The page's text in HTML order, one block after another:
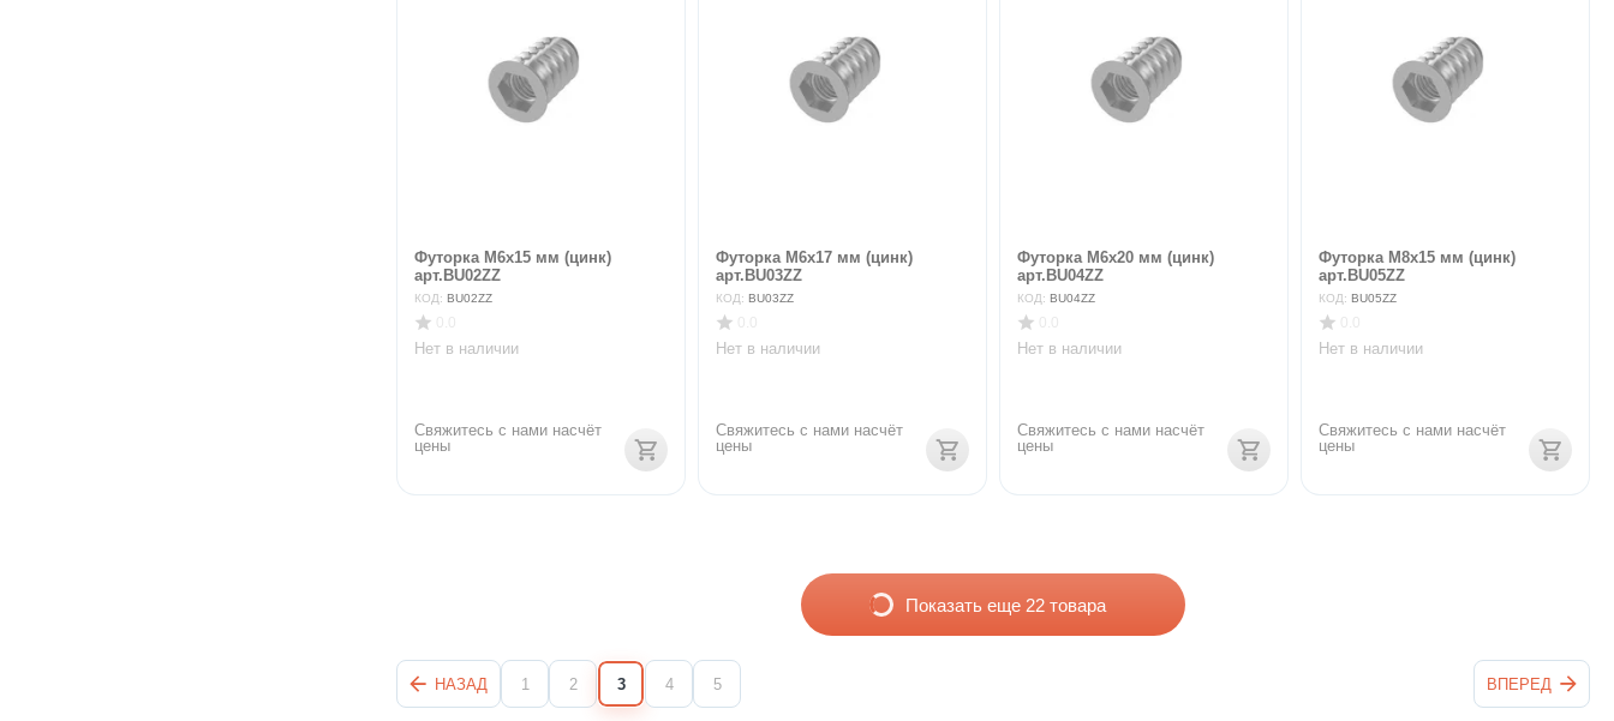
Футорка М6х15 мм (цинк)
арт.BU02ZZ
КОД: BU02ZZ
Нет в наличии
Свяжитесь с нами насчёт
цены
Футорка М6х17 мм (цинк)
арт.BU03ZZ
КОД: BU03ZZ
Нет в наличии
Свяжитесь с нами насчёт
цены
Футорка М6х20 мм (цинк)
арт.BU04ZZ
КОД: BU04ZZ
Нет в наличии
Свяжитесь с нами насчёт
цены
Футорка М8х15 мм (цинк)
арт.BU05ZZ
КОД: BU05ZZ
Нет в наличии
Свяжитесь с нами насчёт
цены
Показать еще 22 товара
НАЗАД 1 2 3 4 5 ВПЕРЕД